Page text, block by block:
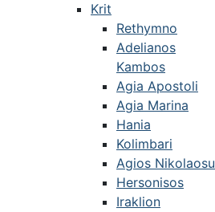
Krit
Rethymno
Adelianos
Kambos
Agia Apostoli
Agia Marina
Hania
Kolimbari
Agios Nikolaosu
Hersonisos
Iraklion